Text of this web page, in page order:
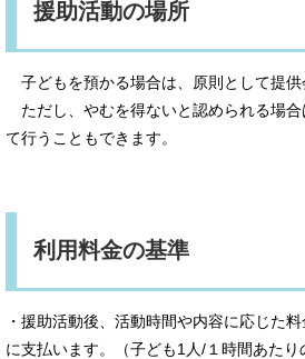
援助活動の場所
子どもを預かる場合は、原則として提供
ただし、やむを得ないと認められる場
て行うこともできます。​
利用料金の基準
・援助活動後、活動時間や内容に応じた
に支払います。（子ども1人/１時間あたり